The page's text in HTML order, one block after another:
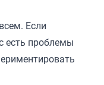
Если
есть проблемы